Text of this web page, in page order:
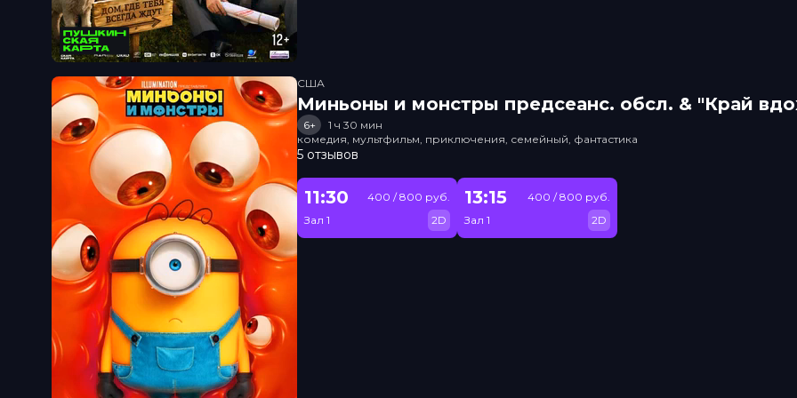
США
Миньоны и монстры прeдсeанc. обсл. & "Край
6+
1 ч 30 мин
комедия, мультфильм, приключения, семейный, фантастика
5 отзывов
11:30
Зал 1
400 / 800 руб.
2D
13:15
Зал 1
400 / 800 руб.
2D